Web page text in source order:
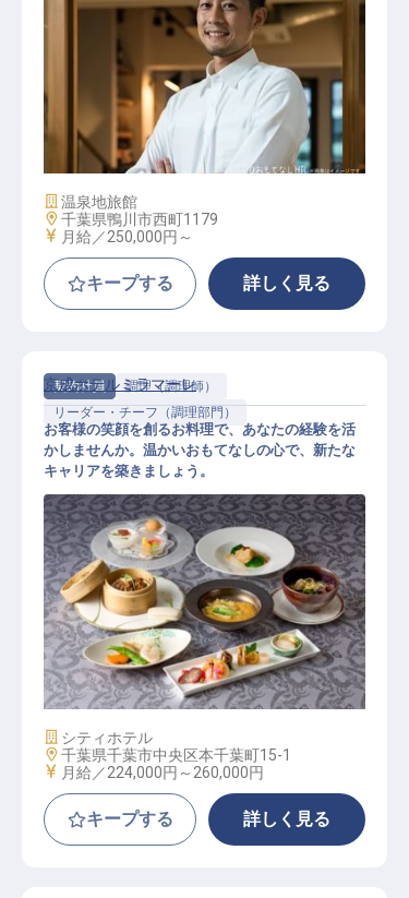
無料 転職サポートに申し込む
採用をお考えの企業様へ
調理スタッフ（洋食チーフ）
施設業態
温泉地旅館
勤務地
千葉県鴨川市西町1179
給与
月給／250,000円～
キープする 詳しく見る
契約社員
調理（調理師）
リーダー・チーフ（調理部門）
洋食調理主任
京成ホテルミラマーレ
お客様の笑顔を創るお料理で、あなたの経験を活
かしませんか。温かいおもてなしの心で、新たな
キャリアを築きましょう。
施設業態
シティホテル
勤務地
千葉県千葉市中央区本千葉町15-1
給与
月給／224,000円～ 260,000円
キープする 詳しく見る